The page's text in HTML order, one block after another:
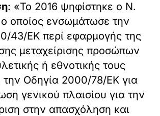
: «Το 2016 ψηφίστηκε ο Ν.
οποίος ενσωμάτωσε την
43/ΕΚ περί εφαρμογής της
μεταχείρισης προσώπων
ή εθνοτικής τους
Οδηγία 2000/78/ΕΚ για
γενικού πλαισίου για την
στην απασχόληση και